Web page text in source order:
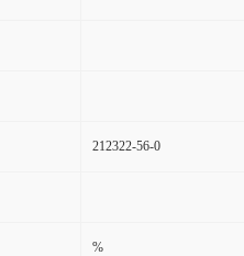
212322-56-0
%